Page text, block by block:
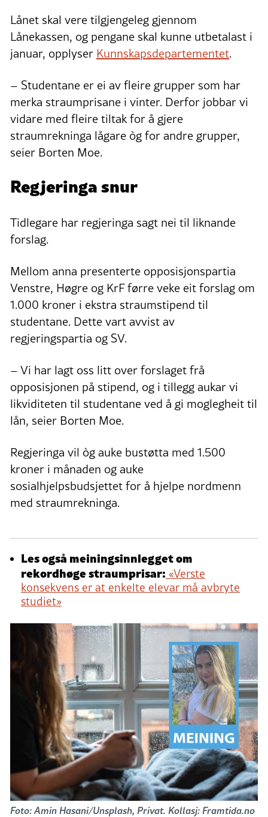
Lånet skal vere tilgjengeleg gjennom
Lånekassen, og pengane skal kunne utbetalast i
januar, opplyser Kunnskapsdepartementet.
– Studentane er ei av fleire grupper som har
merka straumprisane i vinter. Derfor jobbar vi
vidare med fleire tiltak for å gjere
straumrekninga lågare òg for andre grupper,
seier Borten Moe.
Regjeringa snur
Tidlegare har regjeringa sagt nei til liknande
forslag.
Mellom anna presenterte opposisjonspartia
Venstre, Høgre og KrF førre veke eit forslag om
1.000 kroner i ekstra straumstipend til
studentane. Dette vart avvist av
regjeringspartia og SV.
– Vi har lagt oss litt over forslaget frå
opposisjonen på stipend, og i tillegg aukar vi
likviditeten til studentane ved å gi moglegheit til
lån, seier Borten Moe.
Regjeringa vil òg auke bustøtta med 1.500
kroner i månaden og auke
sosialhjelpsbudsjettet for å hjelpe nordmenn
med straumrekninga.
Les også meiningsinnlegget om
rekordhøge straumprisar: «Verste
konsekvens er at enkelte elevar må avbryte
studiet»
Foto: Amin Hasani/Unsplash, Privat. Kollasj: Framtida.no